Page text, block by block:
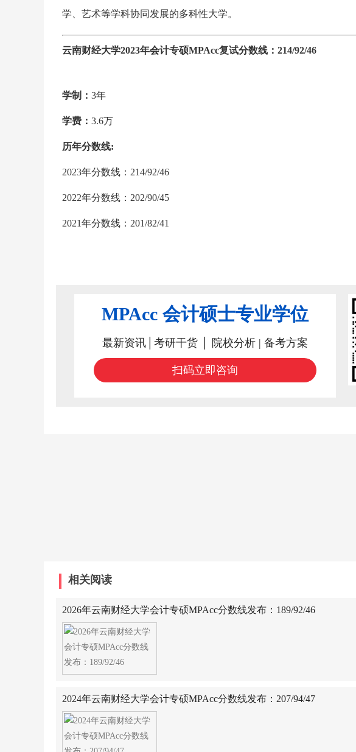
学、艺术等学科协同发展的多科性大学。
云南财经大学2023年会计专硕MPAcc复试分数线：214/92/46
学制： 3年
学费： 3.6万
历年分数线:
2023年分数线：214/92/46
2022年分数线：202/90/45
2021年分数线：201/82/41
MPAcc 会计硕士专业学位
最新资讯│考研干货 │ 院校分析 | 备考方案
扫码立即咨询
相关阅读
2026年云南财经大学会计专硕MPAcc分数线发布：189/92/46
2024年云南财经大学会计专硕MPAcc分数线发布：207/94/47